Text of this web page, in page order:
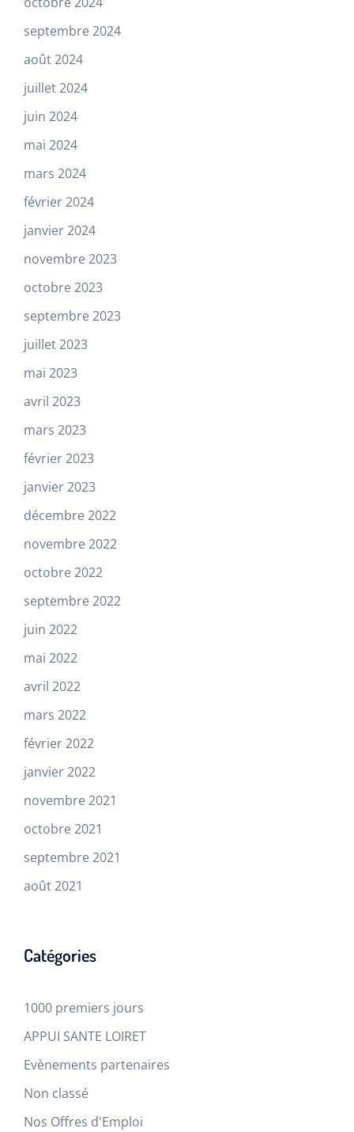
septembre 2024
août 2024
juillet 2024
juin 2024
mai 2024
mars 2024
février 2024
janvier 2024
novembre 2023
octobre 2023
septembre 2023
juillet 2023
mai 2023
avril 2023
mars 2023
février 2023
janvier 2023
décembre 2022
novembre 2022
octobre 2022
septembre 2022
juin 2022
mai 2022
avril 2022
mars 2022
février 2022
janvier 2022
novembre 2021
octobre 2021
septembre 2021
août 2021
Catégories
1000 premiers jours
APPUI SANTE LOIRET
Evènements partenaires
Non classé
Nos Offres d'Emploi